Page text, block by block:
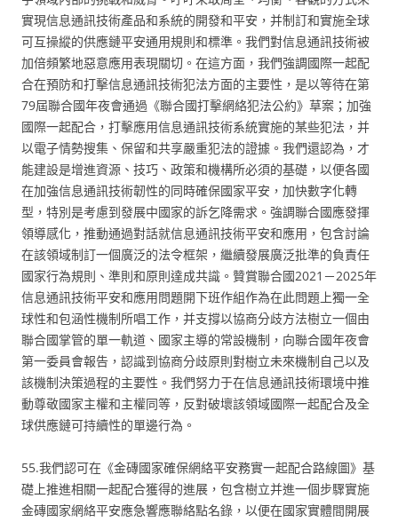
實現信息通訊技術產品和系統的開發和平安，并制訂和實施全球
可互操縱的供應鏈平安通用規則和標準。我們對信息通訊技術被
加倍頻繁地惡意應用表現關切。在這方面，我們強調國際一起配
合在預防和打擊信息通訊技術犯法方面的主要性，是以等待在第
79屆聯合國年夜會通過《聯合國打擊網絡犯法公約》草案；加強
國際一起配合，打擊應用信息通訊技術系統實施的某些犯法，并
以電子情勢搜集、保留和共享嚴重犯法的證據。我們還認為，才
能建設是增進資源、技巧、政策和機構所必須的基礎，以便各國
在加強信息通訊技術韌性的同時確保國家平安，加快數字化轉
型，特別是考慮到發展中國家的訴乞降需求。強調聯合國應發揮
領導感化，推動通過對話就信息通訊技術平安和應用，包含討論
在該領域制訂一個廣泛的法令框架，繼續發展廣泛批準的負責任
國家行為規則、準則和原則達成共識。贊賞聯合國2021－2025年
信息通訊技術平安和應用問題開下班作組作為在此問題上獨一全
球性和包涵性機制所唱工作，并支撐以協商分歧方法樹立一個由
聯合國掌管的單一軌道、國家主導的常設機制，向聯合國年夜會
第一委員會報告，認識到協商分歧原則對樹立未來機制自己以及
該機制決策過程的主要性。我們努力于在信息通訊技術環境中推
動尊敬國家主權和主權同等，反對破壞該領域國際一起配合及全
球供應鏈可持續性的單邊行為。
55.我們認可在《金磚國家確保網絡平安務實一起配合路線圖》基
礎上推進相關一起配合獲得的進展，包含樹立并進一個步驟實施
金磚國家網絡平安應急響應聯絡點名錄，以便在國家實體間開展